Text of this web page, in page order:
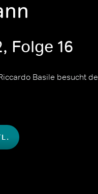
Folge 16
Basile besucht